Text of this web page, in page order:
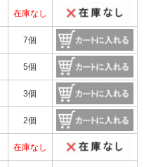
在庫なし
7個
5個
3個
2個
在庫なし